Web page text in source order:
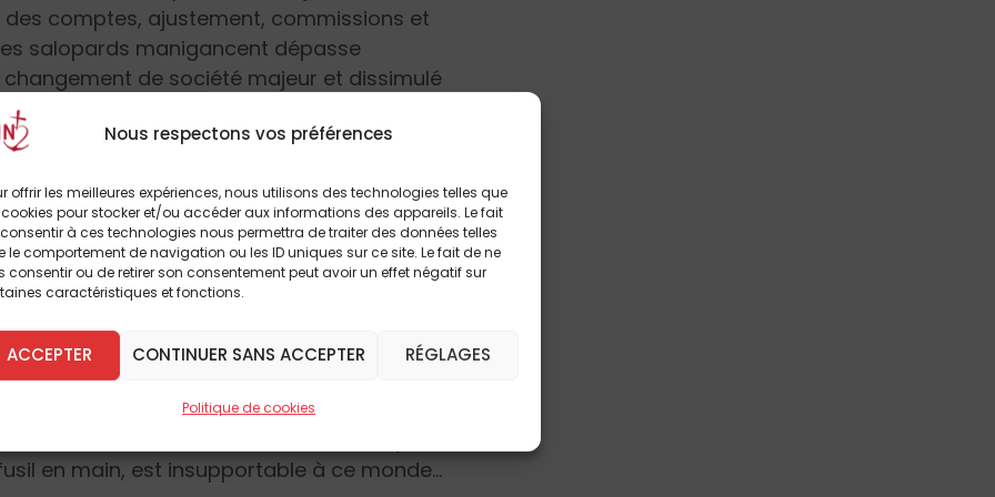
Nous respectons vos préférences
offrir les meilleures expériences, nous utilisons des technologies telles que
pour stocker et/ou accéder aux informations des appareils. Le fait
à ces technologies nous permettra de traiter des données telles
le comportement de navigation ou les ID uniques sur ce site. Le fait de ne
consentir ou de retirer son consentement peut avoir un effet négatif sur
caractéristiques et fonctions.
ACCEPTER CONTINUER SANS ACCEPTER RÉGLAGES
Politique de cookies
comptes, ajustement, commissions et
salopards manigancent dépasse
de société majeur et dissimulé
de propriété privée et la possibilité
Redoutable logique ! Le dernier bastion
décennies devait lui aussi tomber. La
européenne pour arracher la
GPA et PMA pour briser tout sens de la
debout disait : « Ici c’est chez moi », où
règles de la maison. Il y avait des
à l’idéologie dominante. Nous étions
au coin du feu, lire, débattre, s’instruire et
l’âme, France au cœur, bibliothèque
en main, est insupportable à ce monde…